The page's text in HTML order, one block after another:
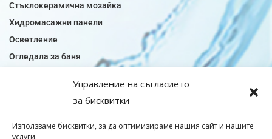
Управление на съгласието
за бисквитки
Използваме бисквитки, за да оптимизираме нашия сайт и нашите
услуги.
Стъклокерамична мозайка
Хидромасажни панели
Осветление
Огледала за баня
Плочки за кухня
Подови лентова сифони